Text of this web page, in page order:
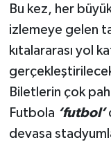
Bu kez, her
izlemeye gelen
kıtalararası yol
Biletlerin çok
Futbola ‘futbol’
devasa